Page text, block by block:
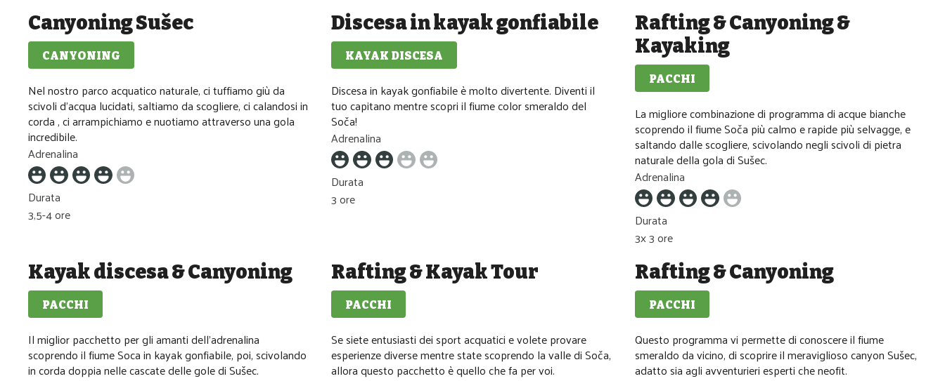
Canyoning Sušec
CANYONING
Nel nostro parco acquatico naturale, ci tuffiamo giù da
scivoli d'acqua lucidati, saltiamo da scogliere, ci calandosi in
corda , ci arrampichiamo e nuotiamo attraverso una gola
incredibile.
Adrenalina
Durata
3,5-4 ore
Discesa in kayak gonfiabile
KAYAK DISCESA
Discesa in kayak gonfiabile è molto divertente. Diventi il
tuo capitano mentre scopri il fiume color smeraldo del
Soča!
Adrenalina
Durata
3 ore
Rafting & Canyoning &
Kayaking
PACCHI
La migliore combinazione di programma di acque bianche
scoprendo il fiume Soča più calmo e rapide più selvagge, e
saltando dalle scogliere, scivolando negli scivoli di pietra
naturale della gola di Sušec.
Adrenalina
Durata
3x 3 ore
Kayak discesa & Canyoning
PACCHI
Il miglior pacchetto per gli amanti dell'adrenalina
scoprendo il fiume Soca in kayak gonfiabile, poi, scivolando
in corda doppia nelle cascate delle gole di Sušec.
Rafting & Kayak Tour
PACCHI
Se siete entusiasti dei sport acquatici e volete provare
esperienze diverse mentre state scoprendo la valle di Soča,
allora questo pacchetto è quello che fa per voi.
Rafting & Canyoning
PACCHI
Questo programma vi permette di conoscere il fiume
smeraldo da vicino, di scoprire il meraviglioso canyon Sušec,
adatto sia agli avventurieri esperti che neofit.